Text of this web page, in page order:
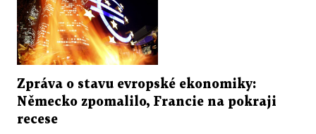
Zpráva o stavu evropské ekonomiky:
Německo zpomalilo, Francie na pokraji
recese